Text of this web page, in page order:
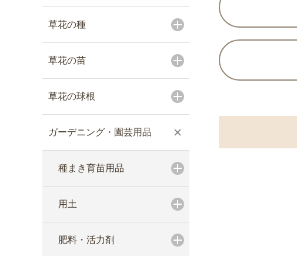
草花の種
草花の苗
草花の球根
ガーデニング・園芸用品
種まき育苗用品
用土
肥料・活力剤